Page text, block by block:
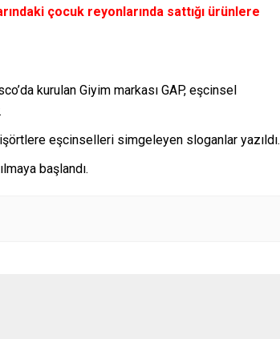
çocuk reyonlarında sattığı ürünlere
kurulan Giyim markası GAP, eşcinsel
eşcinselleri simgeleyen sloganlar yazıldı.
başlandı.